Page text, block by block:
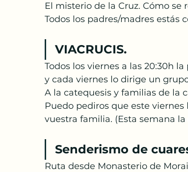
El misterio de la Cruz. Cómo se
Todos los padres/madres estás
VIACRUCIS.
Todos los viernes a las 20:30h
y cada viernes lo dirige un
A la catequesis y familias de la
Puedo pediros que este
vuestra familia. (Esta semana
Senderismo de
Ruta desde Monasterio de